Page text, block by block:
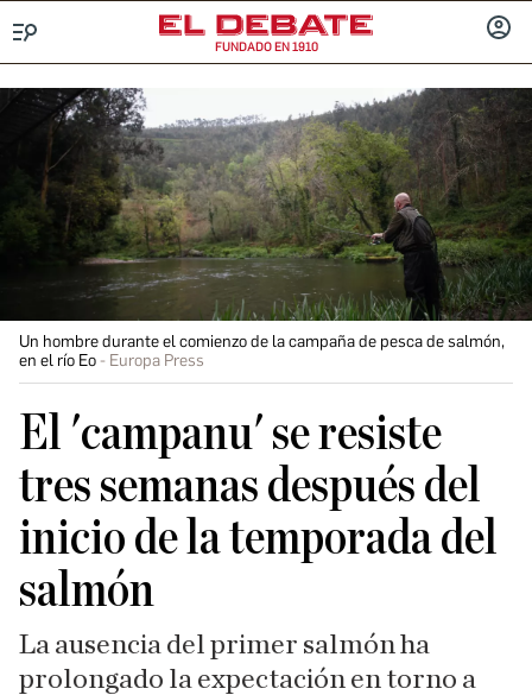
FUNDADO EN 1910
Un hombre durante el comienzo de la campaña de pesca de salmón,
en el río Eo
Europa Press
El 'campanu' se resiste
tres semanas después del
inicio de la temporada del
salmón
La ausencia del primer salmón ha
prolongado la expectación en torno a